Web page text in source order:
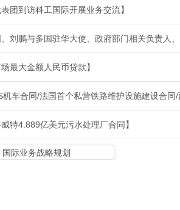
团到访科工国际开展业务交流】
、刘鹏与多国驻华大使、政府部门相关负责人
最大金额人民币贷款】
机车合同/法国首个私营铁路维护设施建设合
特4.889亿美元污水处理厂合同】